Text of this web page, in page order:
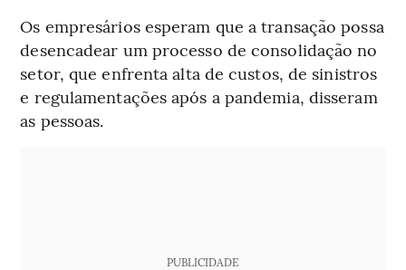
Os empresários esperam que a transação possa
desencadear um processo de consolidação no
setor, que enfrenta alta de custos, de sinistros
e regulamentações após a pandemia, disseram
as pessoas.
PUBLICIDADE